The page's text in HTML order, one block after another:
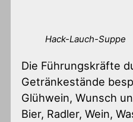
Hack-Lauch-Suppe
Die Führungskräfte
Getränkestände
Glühwein, Wunsch
Bier, Radler, Wein,